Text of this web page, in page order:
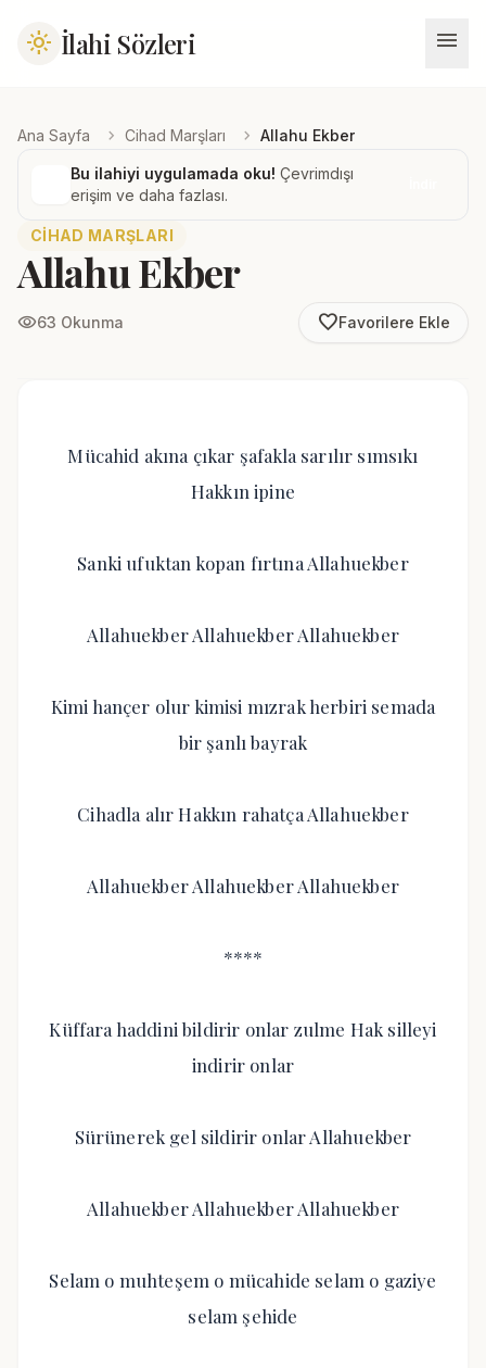
light_mode İlahi Sözleri menu
Ana Sayfa chevron_right Cihad Marşları chevron_right Allahu Ekber
Bu ilahiyi uygulamada oku! Çevrimdışı
erişim ve daha fazlası.
CIHAD MARŞLARI
Allahu Ekber
visibility63 Okunma favorite_borderFavorilere Ekle
Mücahid akına çıkar şafakla sarılır sımsıkı
Hakkın ipine
Sanki ufuktan kopan fırtına Allahuekber
Allahuekber Allahuekber Allahuekber
Kimi hançer olur kimisi mızrak herbiri semada
bir şanlı bayrak
Cihadla alır Hakkın rahatça Allahuekber
Allahuekber Allahuekber Allahuekber
****
Küffara haddini bildirir onlar zulme Hak silleyi
indirir onlar
Sürünerek gel sildirir onlar Allahuekber
Allahuekber Allahuekber Allahuekber
Selam o muhteşem o mücahide selam o gaziye
selam şehide